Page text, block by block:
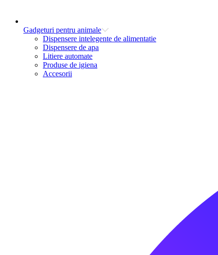
Gadgeturi pentru animale
Dispensere intelegente de alimentatie
Dispensere de apa
Litiere automate
Produse de igiena
Accesorii